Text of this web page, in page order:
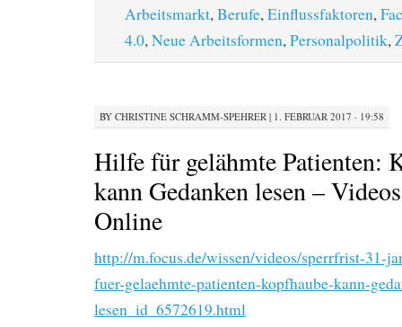
Arbeitsmarkt,Berufe,Einflussfaktoren,
4.0,Neue Arbeitsformen,Personalpolitik,
BY CHRISTINE SCHRAMM-SPEHRER | 1. FEBRUAR 2017 · 19:58
Hilfe für gelähmte Patienten:
kann Gedanken lesen –
Online
http://m.focus.de/wissen/videos/sperrfrist-31-
fuer-gelaehmte-patienten-kopfhaube-kann-
lesen_id_6572619.html